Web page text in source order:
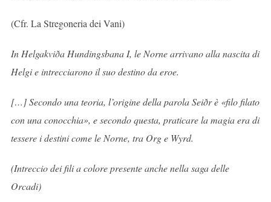
(Cfr. La Stregoneria dei Vani)
In Helgakviða Hundingsbana I, le Norne arrivano alla nascita di
Helgi e intrecciarono il suo destino da eroe.
[…] Secondo una teoria, l’origine della parola Seiðr è «filo filato
con una conocchia», e secondo questa, praticare la magia era di
tessere i destini come le Norne, tra Org e Wyrd.
(Intreccio dei fili a colore presente anche nella saga delle
Orcadi)